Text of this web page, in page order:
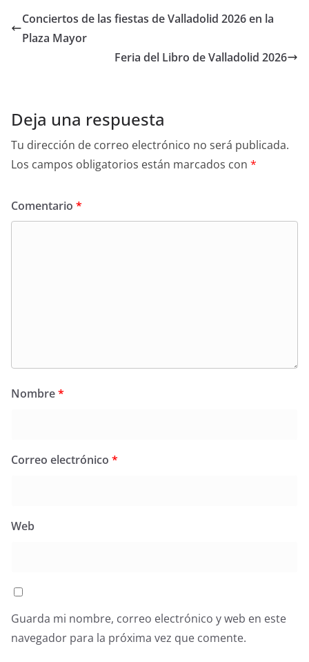
s
A
e
b
er p
tir
Conciertos de las fiestas de Valladolid 2026 en la
Plaza Mayor
Feria del Libro de Valladolid 2026
Deja una respuesta
Tu dirección de correo electrónico no será publicada.
Los campos obligatorios están marcados con *
Comentario *
Nombre*
Correo electrónico *
Web
Guarda mi nombre, correo electrónico y web en este
navegador para la próxima vez que comente.